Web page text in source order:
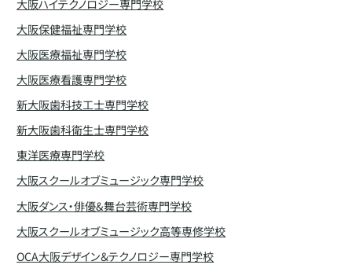
大阪ハイテクノロジー専門学校
大阪保健福祉専門学校
大阪医療福祉専門学校
大阪医療看護専門学校
新大阪歯科技工士専門学校
新大阪歯科衛生士専門学校
東洋医療専門学校
大阪スクールオブミュージック専門学校
大阪ダンス・俳優&舞台芸術専門学校
大阪スクールオブミュージック高等専修学校
OCA大阪デザイン＆テクノロジー専門学校